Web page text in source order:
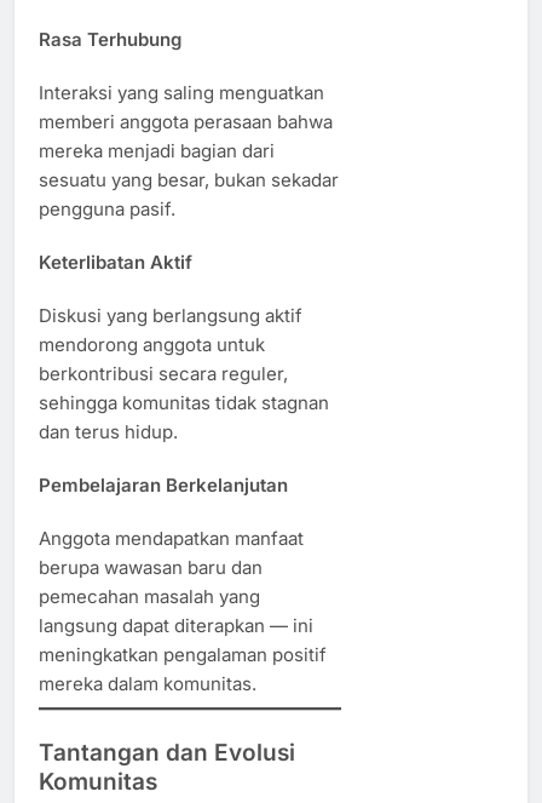
Rasa Terhubung
Interaksi yang saling menguatkan
memberi anggota perasaan bahwa
mereka menjadi bagian dari
sesuatu yang besar, bukan sekadar
pengguna pasif.
Keterlibatan Aktif
Diskusi yang berlangsung aktif
mendorong anggota untuk
berkontribusi secara reguler,
sehingga komunitas tidak stagnan
dan terus hidup.
Pembelajaran Berkelanjutan
Anggota mendapatkan manfaat
berupa wawasan baru dan
pemecahan masalah yang
langsung dapat diterapkan — ini
meningkatkan pengalaman positif
mereka dalam komunitas.
Tantangan dan Evolusi
Komunitas